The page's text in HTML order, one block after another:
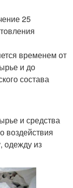
25
временем от
и до
состава
и средства
воздействия
одежду из